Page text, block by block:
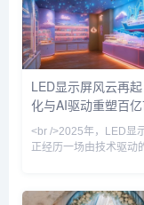
与“AI内容生成”共同驱
重构。多家头部厂商发
Micro LED和COB（板
新品，将点间距推入
而更值得关注的是，显
再是冷冰冰的硬件——
备实时感知环境、动态
际LED
LED显示屏风云再
化与AI驱动重塑百
局
<br />2025年，LED显
正经历一场由技术驱动
片尺寸已突破30微米大